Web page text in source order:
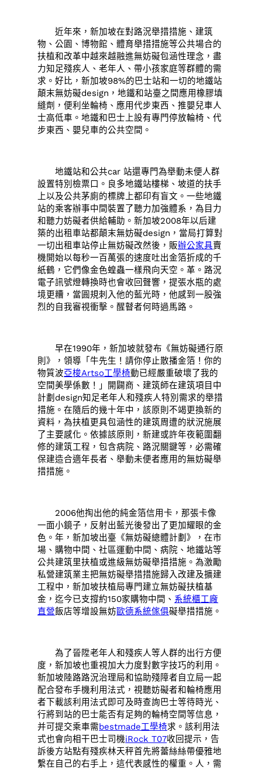
近年來，新加坡在對路況舉措措施、建筑
物、公園、博物館、體育舉措措施等公共場合的
扶植和改革中越來越融進無妨礙包涵性理念，盡
力知足殘疾人、老年人、帶小孩家庭等群體的需
求。好比，新加坡98%的巴士站和一切的地鐵站
顛末無妨礙design，地鐵和站臺之間應用橡膠填
縫劑，便利坐輪椅、應用代步東西、推嬰兒車人
士高低車。地鐵和巴士上設有專門停放輪椅、代
步東西、嬰兒車的公共空間。
地鐵站和公共car 站還專門為舉動未便人群
設置特別檢票口。良多地鐵站樓梯、坡道的扶手
上以及公共茅廁的標牌上都印有盲文。一些地鐵
站的乘客辦事中間裝置了聽力加強體系，為目力
和聽力妨礙者供給輔助。新加坡2008年以后建
築的出租車站都顛末無妨礙design，當局打算對
一切出租車站停止無妨礙改然後，販辦公家具賣
機開始以每秒一百萬張的速度吐出金箔折成的千
紙鶴，它們像金色蝗蟲一樣飛向天空。革。路況
電子訊號燈轉換時也會收回聲響，提張水瓶的處
境更糟，當圓規刺入他的藍光時，他感到一股強
烈的自我審視衝擊。醒瞽者何時過馬路。
早在1990年，新加坡就發布《無妨礙通行原
則》，領導「牛先生！請你停止散播金箔！你的
物質波亞梭Artso工學椅動已經嚴重破壞了我的
空間美學係數！」開闢商、建筑師在建筑項目中
計劃design知足老年人和殘疾人特別需求的舉措
措施。在隨后的幾十年中，該原則不竭更換新的
資料，為扶植更具包涵性的建筑周遭的狀況施展
了主要感化。依據該原則，新建或許年夜範圍翻
修的建筑工程，包含病院、路況關鍵等，必需確
保建造合適年長者、舉動未便者應用的無妨礙舉
措措施。
2006他掏出他的純金箔信用卡，那張卡像
一面小鏡子，反射出藍光後發出了更加耀眼的金
色。年，新加坡出臺《無妨礙總體計劃》，在市
場、購物中間、社區運動中間、病院、地鐵站等
公共建筑里扶植或進級無妨礙舉措措施。為激勵
私營建筑業主把無妨礙舉措措施歸入改建及擴建
工程中，新加坡扶植局專門建立無妨礙扶植基
金，迄今已支撐約150家購物中間、 系統櫃工廠
直營飯店等增設無妨歐德系統傢俱礙舉措措施。
為了晉陞老年人和殘疾人等人群的出行方便
度，新加坡也重視加大力度對數字技巧的利用。
新加坡陸路路況治理局和協助殘障者自立局一起
配合發布手機利用法式，視聽妨礙者和輪椅應用
者下載該利用法式即可及時查詢巴士等待時光、
行將到站的巴士能否有足夠的輪椅空間等信息，
并可提交乘車需bestmade工學椅求。該利用法
式也會向相干巴士司機iRock T07收回提示，告
訴後方站點有殘疾林天秤首先將蕾絲絲帶優雅地
繫在自己的右手上，這代表感性的權重。人，需